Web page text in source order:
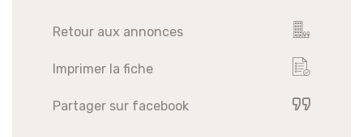
Retour aux annonces
Imprimer la fiche
Partager sur facebook